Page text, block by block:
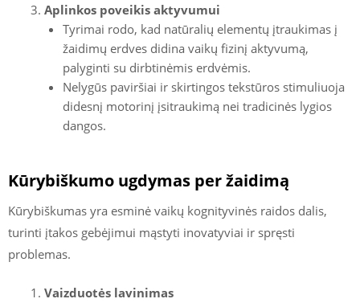
Aplinkos poveikis aktyvumui
Tyrimai rodo, kad natūralių elementų įtraukimas į
žaidimų erdves didina vaikų fizinį aktyvumą,
palyginti su dirbtinėmis erdvėmis.
Nelygūs paviršiai ir skirtingos tekstūros stimuliuoja
didesnį motorinį įsitraukimą nei tradicinės lygios
dangos.
Kūrybiškumo ugdymas per žaidimą
Kūrybiškumas yra esminė vaikų kognityvinės raidos dalis,
turinti įtakos gebėjimui mąstyti inovatyviai ir spręsti
problemas.
Vaizduotės lavinimas